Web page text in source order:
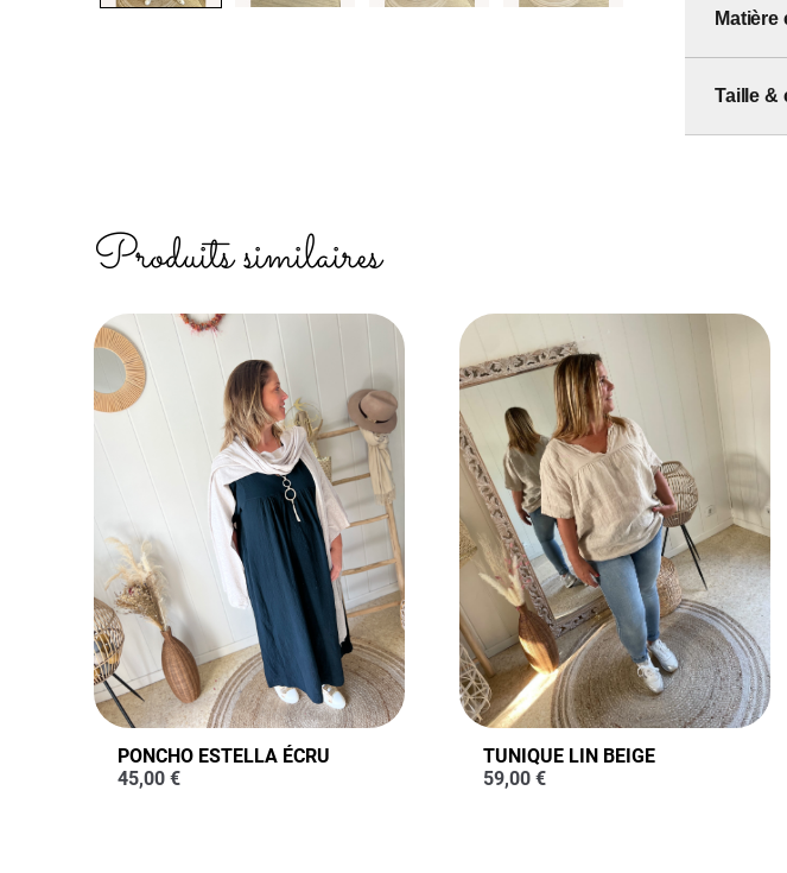
Matière
Taille &
Produits similaires
PONCHO ESTELLA ÉCRU
45,00 €
TUNIQUE LIN BEIGE
59,00€